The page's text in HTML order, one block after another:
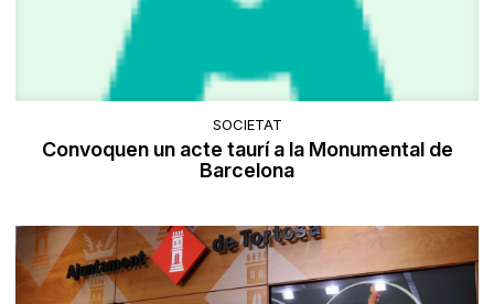
SOCIETAT
Convoquen un acte taurí a la Monumental de
Barcelona